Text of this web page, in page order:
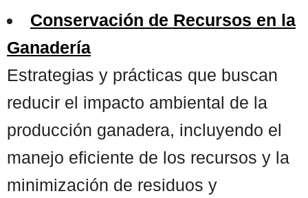
Conservación de Recursos en la
Ganadería
Estrategias y prácticas que buscan
reducir el impacto ambiental de la
producción ganadera, incluyendo el
manejo eficiente de los recursos y la
minimización de residuos y